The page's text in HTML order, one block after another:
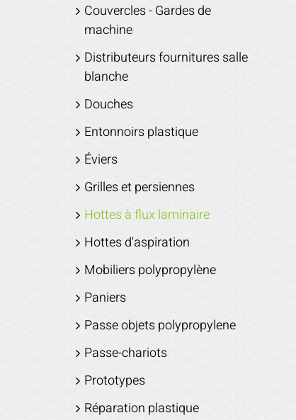
Couvercles - Gardes de
machine
Distributeurs fournitures salle
blanche
Douches
Entonnoirs plastique
Éviers
Grilles et persiennes
Hottes à flux laminaire
Hottes d'aspiration
Mobiliers polypropylène
Paniers
Passe objets polypropylene
Passe-chariots
Prototypes
Réparation plastique